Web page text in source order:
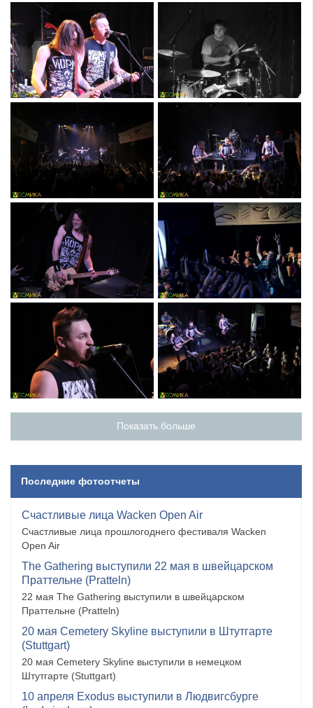
Показать больше
Последние фотоотчеты
Счастливые лица Wacken Open Air
Счастливые лица прошлогоднего фестиваля Wacken
Open Air
The Gathering выступили 22 мая в швейцарском
Праттельне (Pratteln)
22 мая The Gathering выступили в швейцарском
Праттельне (Pratteln)
20 мая Cemetery Skyline выступили в Штутгарте
(Stuttgart)
20 мая Cemetery Skyline выступили в немецком
Штутгарте (Stuttgart)
10 апреля Exodus выступили в Людвигсбурге